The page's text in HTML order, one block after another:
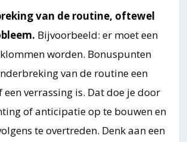
van de routine, oftewel
Bijvoorbeeld: er moet een
worden. Bonuspunten
van de routine een
een verrassing is. Dat doe je door
of anticipatie op te bouwen en
te overtreden. Denk aan een